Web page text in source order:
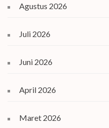
Agustus 2026
Juli 2026
Juni 2026
April 2026
Maret 2026